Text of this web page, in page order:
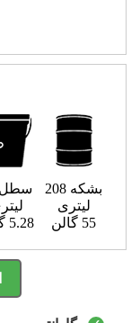
بشکه 208
لیتری
55 گالن
5.28 گالن